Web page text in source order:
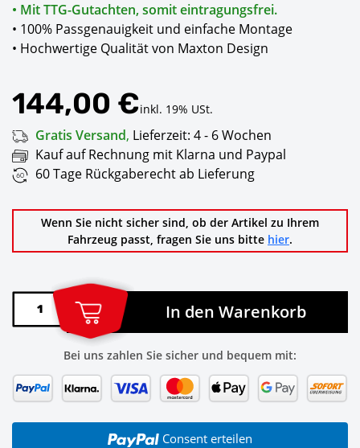
• Mit TTG-Gutachten, somit eintragungsfrei.
• 100% Passgenauigkeit und einfache Montage
• Hochwertige Qualität von Maxton Design
144,00 €inkl. 19% USt.
Gratis Versand, Lieferzeit: 4 - 6 Wochen
Kauf auf Rechnung mit Klarna und Paypal
60 Tage Rückgaberecht ab Lieferung
Wenn Sie nicht sicher sind, ob der Artikel zu Ihrem
Fahrzeug passt, fragen Sie uns bitte hier.
In den Warenkorb
Bei uns zahlen Sie sicher und bequem mit:
Consent erteilen